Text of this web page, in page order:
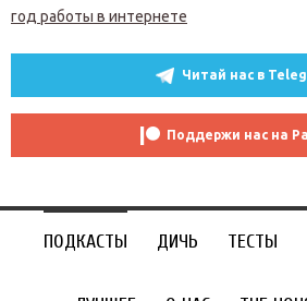
год работы в интернете
Читай нас в
Поддержи нас на
ПОДКАСТЫ ДИЧЬ ТЕСТЫ